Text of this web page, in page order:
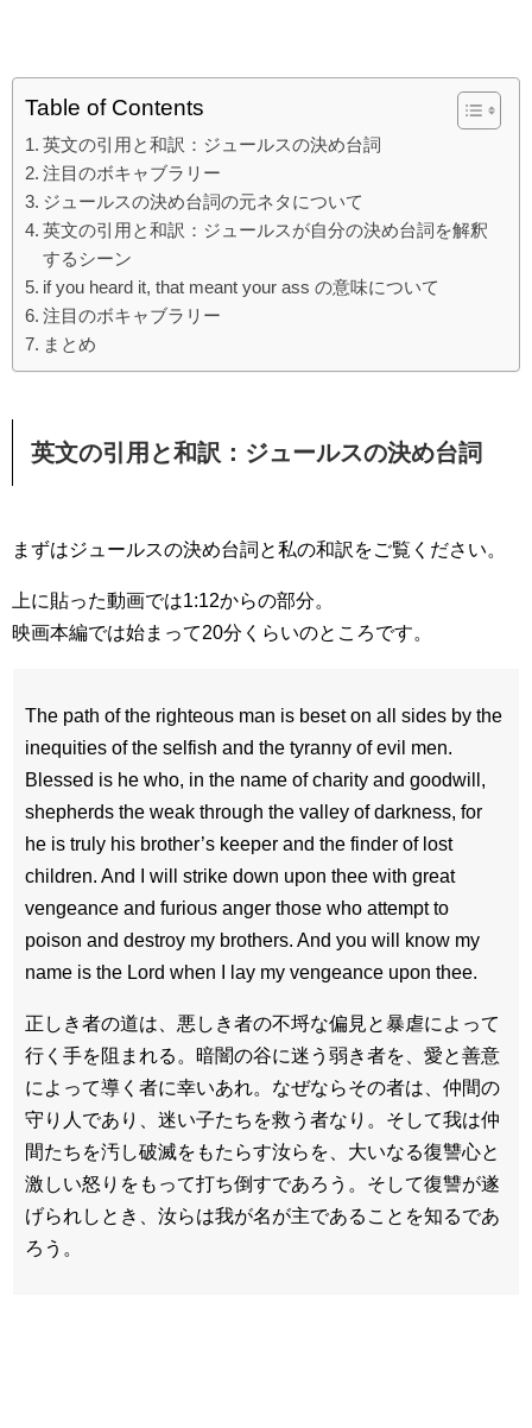
Table of Contents
英文の引用と和訳：ジュールスの決め台詞
注目のボキャブラリー
ジュールスの決め台詞の元ネタについて
英文の引用と和訳：ジュールスが自分の決め台詞を解釈
するシーン
if you heard it, that meant your ass の意味について
注目のボキャブラリー
まとめ
英文の引用と和訳：ジュールスの決め台詞
まずはジュールスの決め台詞と私の和訳をご覧ください。
上に貼った動画では1:12からの部分。
映画本編では始まって20分くらいのところです。
The path of the righteous man is beset on all sides by the
inequities of the selfish and the tyranny of evil men.
Blessed is he who, in the name of charity and goodwill,
shepherds the weak through the valley of darkness, for
he is truly his brother’s keeper and the finder of lost
children. And I will strike down upon thee with great
vengeance and furious anger those who attempt to
poison and destroy my brothers. And you will know my
name is the Lord when I lay my vengeance upon thee.
正しき者の道は、悪しき者の不埒な偏見と暴虐によって
行く手を阻まれる。暗闇の谷に迷う弱き者を、愛と善意
によって導く者に幸いあれ。なぜならその者は、仲間の
守り人であり、迷い子たちを救う者なり。そして我は仲
間たちを汚し破滅をもたらす汝らを、大いなる復讐心と
激しい怒りをもって打ち倒すであろう。そして復讐が遂
げられしとき、汝らは我が名が主であることを知るであ
ろう。